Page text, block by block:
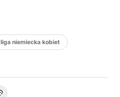
liga niemiecka kobiet